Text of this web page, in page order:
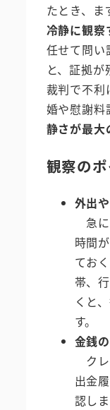
たとき、ま
冷静に観察
任せて問い
と、証拠
裁判で不利
婚や慰謝料
静さが最大
観察の
外出
急
時間
てお
帯、
くと
す。
金銭
ク
出金
認し